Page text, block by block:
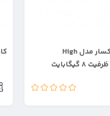
کارت حافظه لکسار مدل High